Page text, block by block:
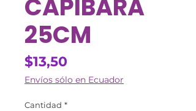
CAPIBARA
25CM
$13,50
Envíos sólo en Ecuador
Cantidad *